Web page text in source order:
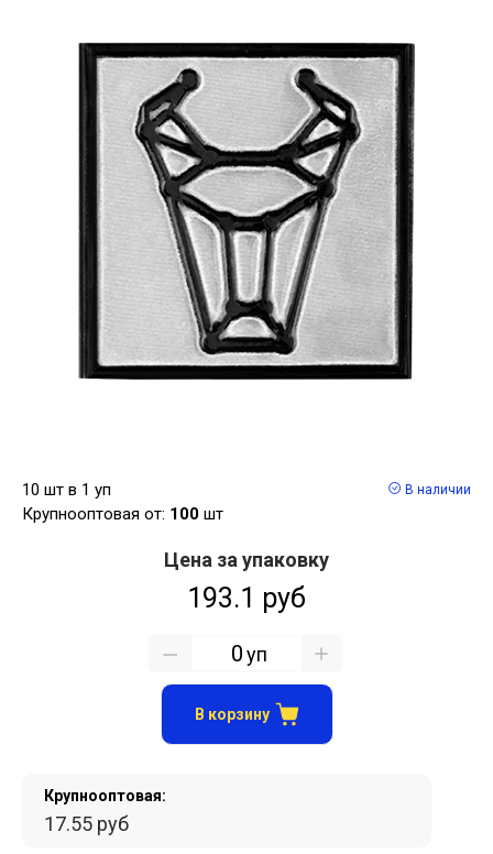
10 шт в 1 уп
Крупнооптовая от: 100 шт
В наличии
Крупнооптовая:
17.55 руб
Цена за упаковку
193.1 руб
уп
В корзину